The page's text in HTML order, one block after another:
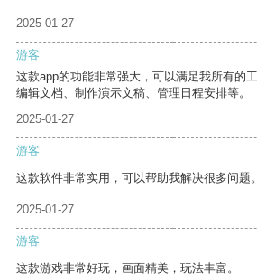
2025-01-27
游客
这款app的功能非常强大，可以满足我所有的
编辑文档、制作演示文稿、管理日程安排等。
2025-01-27
游客
这款软件非常实用，可以帮助我解决很多问题。
2025-01-27
游客
这款游戏非常好玩，画面精美，玩法丰富。